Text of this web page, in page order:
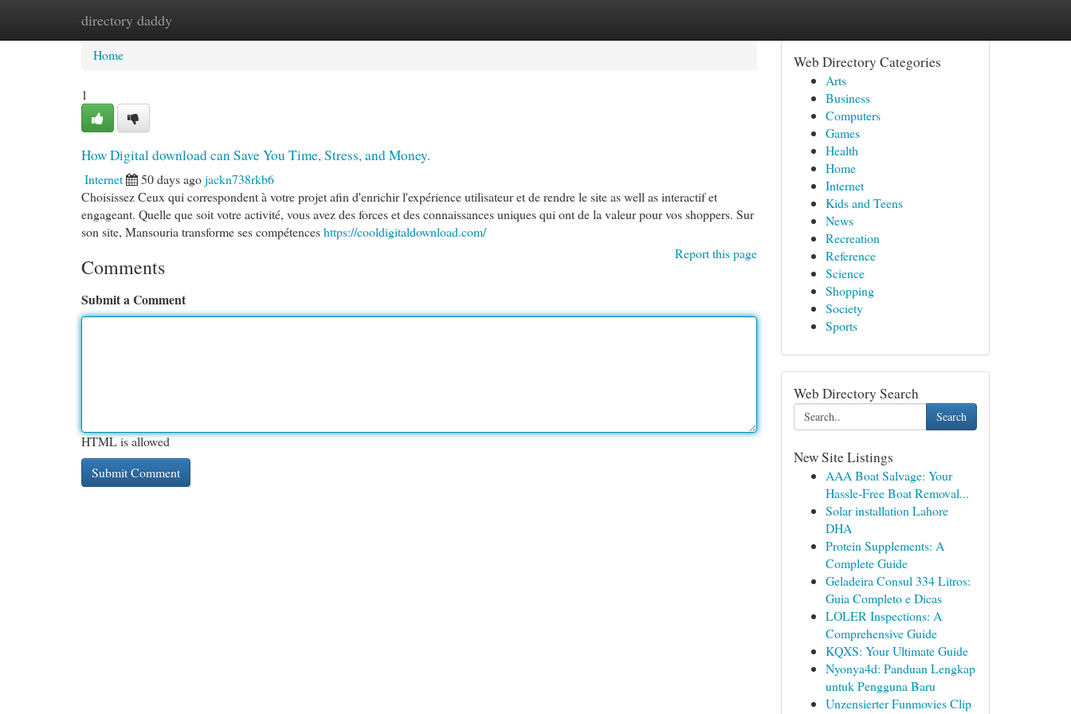
directory daddy
Home New Site Listings
Home
1
How Digital download can Save You Time, Stress, and Money.
Internet 50 days agojackn738rkb6
Choisissez Ceux qui correspondent à votre projet afin d'enrichir l'expérience utilisateur et de rendre le site as well as interactif et
engageant. Quelle que soit votre activité, vous avez des forces et des connaissances uniques qui ont de la valeur pour vos shoppers. Sur
son site, Mansouria transforme ses compétenceshttps://cooldigitaldownload.com/
Report this page
Comments
Submit a Comment
HTML is allowed
Web Directory Categories
Arts
Business
Computers
Games
Health
Home
Internet
Kids and Teens
News
Recreation
Reference
Science
Shopping
Society
Sports
Web Directory Search
Search
New Site Listings
AAA Boat Salvage: Your
Hassle-Free Boat Removal...
Solar installation Lahore
DHA
Protein Supplements: A
Complete Guide
Geladeira Consul 334 Litros:
Guia Completo e Dicas
LOLER Inspections: A
Comprehensive Guide
KQXS: Your Ultimate Guide
Nyonya4d: Panduan Lengkap
untuk Pengguna Baru
Unzensierter Funmovies Clip